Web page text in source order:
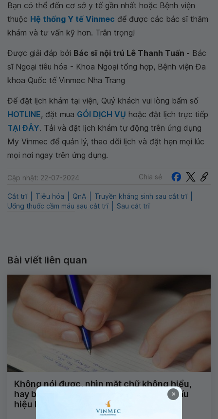
Bạn có thể đến cơ sở y tế gần nhất hoặc Bệnh viện
thuộc Hệ thống Y tế Vinmec để được các bác sĩ thăm
khám và tư vấn kỹ hơn. Trân trọng!
Được giải đáp bởi Bác sĩ nội trú Lê Thanh Tuấn - Bác
sĩ Ngoại tiêu hóa - Khoa Ngoại tổng hợp, Bệnh viện Đa
khoa Quốc tế Vinmec Nha Trang
Để đặt lịch khám tại viện, Quý khách vui lòng bấm số
HOTLINE, đặt mua GÓI DỊCH VỤ hoặc đặt lịch trực tiếp
TẠI ĐÂY. Tải và đặt lịch khám tự động trên ứng dụng
My Vinmec để quản lý, theo dõi lịch và đặt hẹn mọi lúc
mọi nơi ngay trên ứng dụng.
Cập nhật: 22-07-2024 Chia sẻ
Cắt trĩ Tiêu hóa QnA
Truyền kháng sinh sau cắt trĩ
Uống thuốc cầm máu sau cắt trĩ
Sau cắt trĩ
Bài viết liên quan
Không nói được, nhìn mặt chữ không hiểu,
hay bị động kinh và tê đầu ngón tay là dấu
hiệu bệnh gì?
×